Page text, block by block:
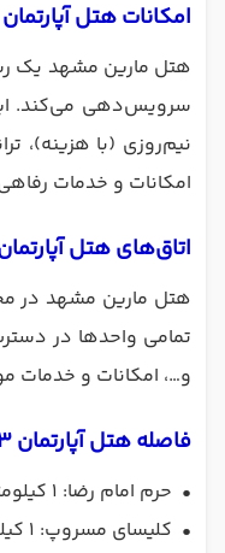
امکانات هتل آپارتمان 3 ستاره مارین مشهد
هتل مارین مشهد یک
نیم‌روزی (با هزینه)،
امکانات و خدمات رفاهی این مجموعه اقامتی ۳ ستاره
اتاق‌های هتل آپارتمان 3 ستاره مارین
تمامی واحدها در
و…، امکانات و
فاصله هتل آپارتمان 3 ستاره مارین با جاذبه‌‌های گردشگری مشهد
• حرم امام رضا: ۱ کیلومتر
• کلیسای مسروپ: ۱ کیلومتر